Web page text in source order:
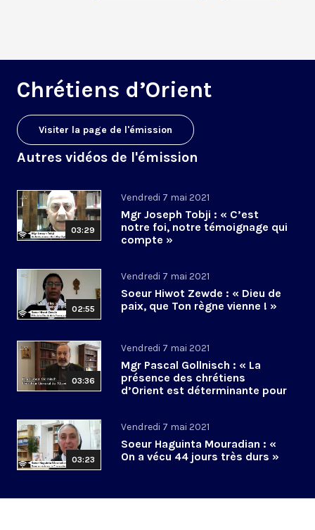
Chrétiens d’Orient
Visiter la page de l'émission
Autres vidéos de l'émission
03:29
Vendredi 7 mai 2021
Mgr Joseph Tobji : « C’est
notre foi, notre témoignage qui
compte »
02:55
Vendredi 7 mai 2021
Soeur Hiwot Zewde : « Dieu de
paix, que Ton règne vienne ! »
03:36
Vendredi 7 mai 2021
Mgr Pascal Gollnisch : « La
présence des chrétiens
d’Orient est déterminante pour
03:23
Vendredi 7 mai 2021
Soeur Haguinta Mouradian : «
On a vécu 44 jours très durs »